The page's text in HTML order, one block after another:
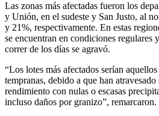
Las zonas más afectadas fueron los
y Unión, en el sudeste y San Justo, al
y 21%, respectivamente. En estas
se encuentran en condiciones regulares
correr de los días se agravó.
“Los lotes más afectados serían
tempranas, debido a que han
rendimiento con nulas o escasas
incluso daños por granizo”, remarcaron.